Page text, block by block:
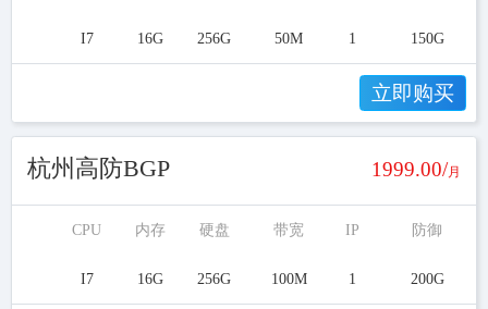
I7 16G 256G 50M 1 150G
立即购买
杭州高防BGP 1999.00/月
CPU 内存 硬盘 带宽 IP 防御
I7 16G 256G 100M 1 200G